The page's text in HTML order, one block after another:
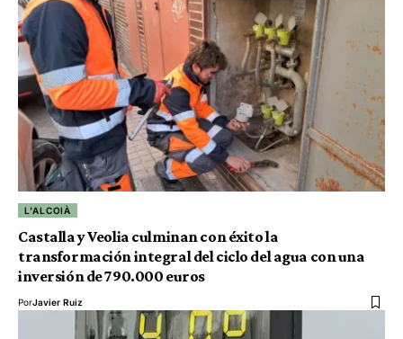
L'ALCOIÀ
Castalla y Veolia culminan con éxito la
transformación integral del ciclo del agua con una
inversión de 790.000 euros
PorJavier Ruiz